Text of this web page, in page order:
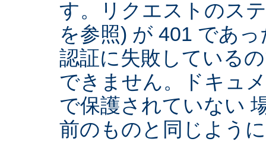
す。リクエストのス
を参照) が 401 であ
認証に失敗している
できません。ドキュ
で保護されていない
前のものと同じよう